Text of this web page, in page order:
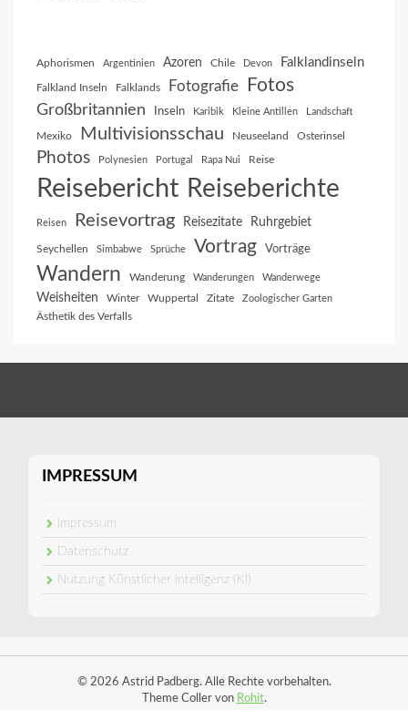
Aphorismen Argentinien Azoren Chile Devon Falklandinseln
Falkland Inseln Falklands Fotografie Fotos
Großbritannien Inseln Karibik Kleine Antillen Landschaft
Mexiko Multivisionsschau Neuseeland Osterinsel
Photos Polynesien Portugal Rapa Nui Reise
Reisebericht Reiseberichte
Reisen Reisevortrag Reisezitate Ruhrgebiet
Seychellen Simbabwe Sprüche Vortrag Vorträge
Wandern Wanderung Wanderungen Wanderwege
Weisheiten Winter Wuppertal Zitate Zoologischer Garten
Ästhetik des Verfalls
IMPRESSUM
Impressum
Datenschutz
Nutzung Künstlicher Intelligenz (KI)
© 2026 Astrid Padberg. Alle Rechte vorbehalten.
Theme Coller von Rohit.